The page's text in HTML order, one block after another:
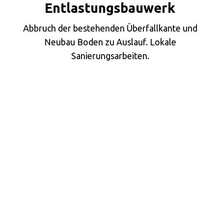
Entlastungsbauwerk
Abbruch der bestehenden Überfallkante und
Neubau Boden zu Auslauf. Lokale
Sanierungsarbeiten.